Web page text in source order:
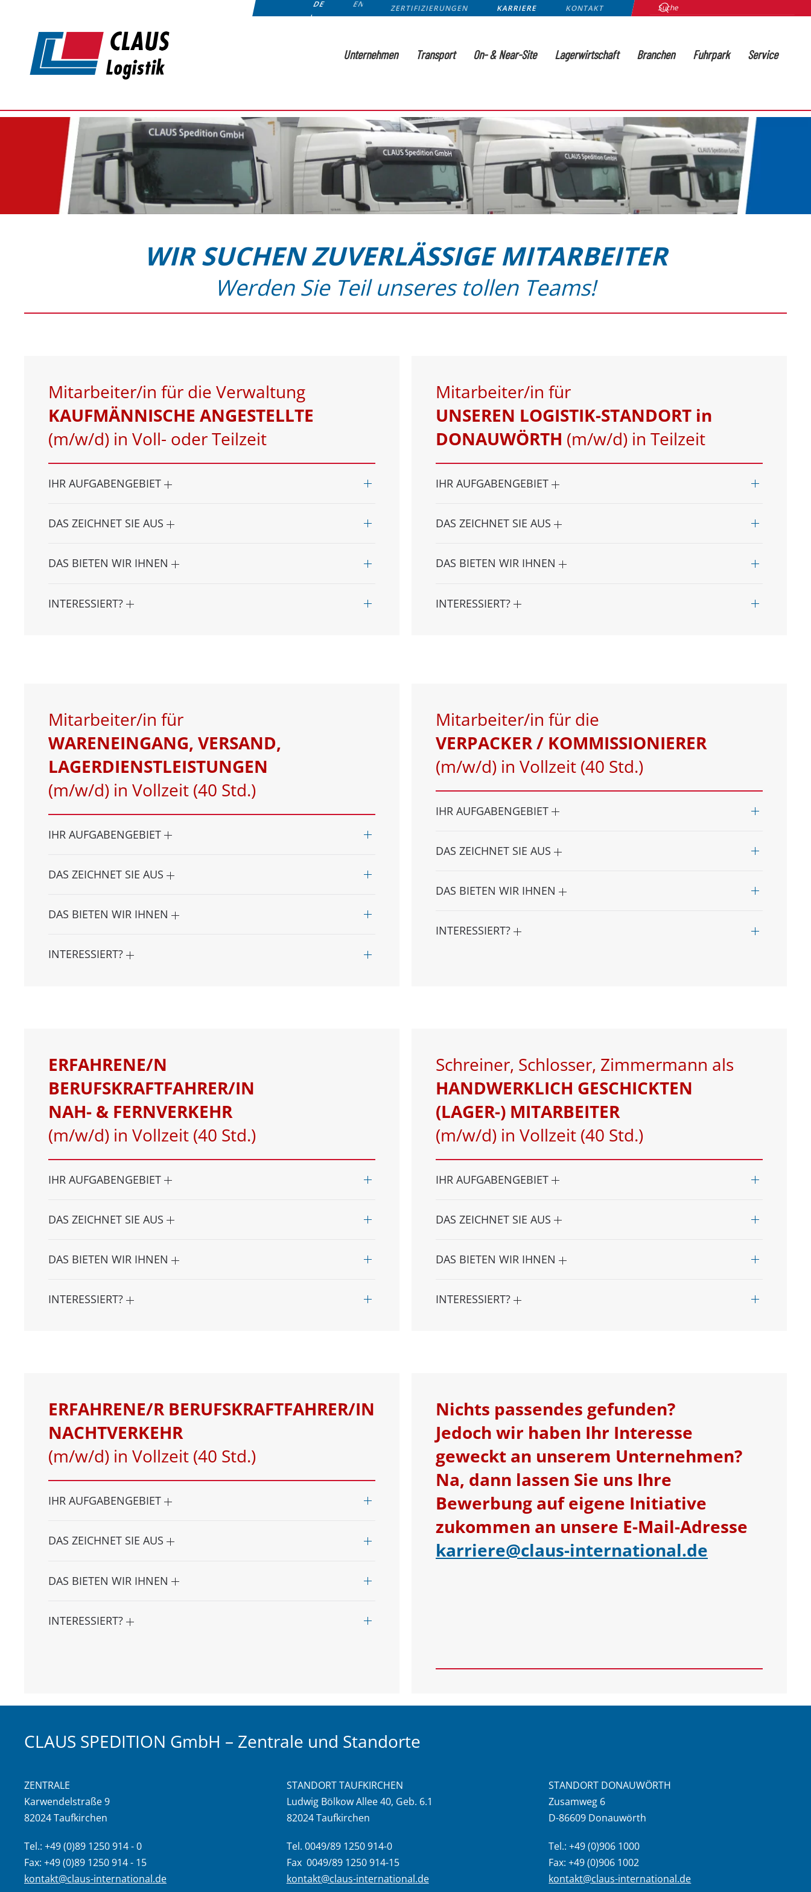
Zum Hauptinhalt springen
DE EN ZERTIFIZIERUNGEN KARRIERE KONTAKT
Unternehmen Transport On- & Near-Site Lagerwirtschaft Branchen Fuhrpark Service
WIR SUCHEN ZUVERLÄSSIGE MITARBEITER
Werden Sie Teil unseres tollen Teams!
Mitarbeiter/in für die Verwaltung
KAUFMÄNNISCHE ANGESTELLTE
(m/w/d) in Voll- oder Teilzeit
IHR AUFGABENGEBIET
DAS ZEICHNET SIE AUS
DAS BIETEN WIR IHNEN
INTERESSIERT?
Mitarbeiter/in für
UNSEREN LOGISTIK-STANDORT in
DONAUWÖRTH (m/w/d) in Teilzeit
IHR AUFGABENGEBIET
DAS ZEICHNET SIE AUS
DAS BIETEN WIR IHNEN
INTERESSIERT?
Mitarbeiter/in für
WARENEINGANG, VERSAND,
LAGERDIENSTLEISTUNGEN
(m/w/d) in Vollzeit (40 Std.)
IHR AUFGABENGEBIET
DAS ZEICHNET SIE AUS
DAS BIETEN WIR IHNEN
INTERESSIERT?
Mitarbeiter/in für die
VERPACKER / KOMMISSIONIERER
(m/w/d) in Vollzeit (40 Std.)
IHR AUFGABENGEBIET
DAS ZEICHNET SIE AUS
DAS BIETEN WIR IHNEN
INTERESSIERT?
ERFAHRENE/N
BERUFSKRAFTFAHRER/IN
NAH- & FERNVERKEHR
(m/w/d) in Vollzeit (40 Std.)
IHR AUFGABENGEBIET
DAS ZEICHNET SIE AUS
DAS BIETEN WIR IHNEN
INTERESSIERT?
Schreiner, Schlosser, Zimmermann als
HANDWERKLICH GESCHICKTEN
(LAGER-) MITARBEITER
(m/w/d) in Vollzeit (40 Std.)
IHR AUFGABENGEBIET
DAS ZEICHNET SIE AUS
DAS BIETEN WIR IHNEN
INTERESSIERT?
ERFAHRENE/R BERUFSKRAFTFAHRER/IN
NACHTVERKEHR
(m/w/d) in Vollzeit (40 Std.)
IHR AUFGABENGEBIET
DAS ZEICHNET SIE AUS
DAS BIETEN WIR IHNEN
INTERESSIERT?
Nichts passendes gefunden?
Jedoch wir haben Ihr Interesse
geweckt an unserem Unternehmen?
Na, dann lassen Sie uns Ihre
Bewerbung auf eigene Initiative
zukommen an unsere E-Mail-Adresse
karriere@claus-international.de
CLAUS SPEDITION GmbH – Zentrale und Standorte
ZENTRALE
Karwendelstraße 9
82024 Taufkirchen
Tel.: +49 (0)89 1250 914 - 0
Fax: +49 (0)89 1250 914 - 15
kontakt@claus-international.de
STANDORT TAUFKIRCHEN
Ludwig Bölkow Allee 40, Geb. 6.1
82024 Taufkirchen
Tel. 0049/89 1250 914-0
Fax 0049/89 1250 914-15
kontakt@claus-international.de
STANDORT DONAUWÖRTH
Zusamweg 6
D-86609 Donauwörth
Tel.: +49 (0)906 1000
Fax: +49 (0)906 1002
kontakt@claus-international.de